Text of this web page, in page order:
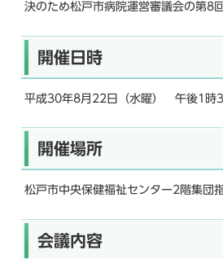
決のため松戸市病院運営審議会の第8
開催日時
平成30年8月22日（水曜） 午後1時
開催場所
松戸市中央保健福祉センター2階集団
会議内容